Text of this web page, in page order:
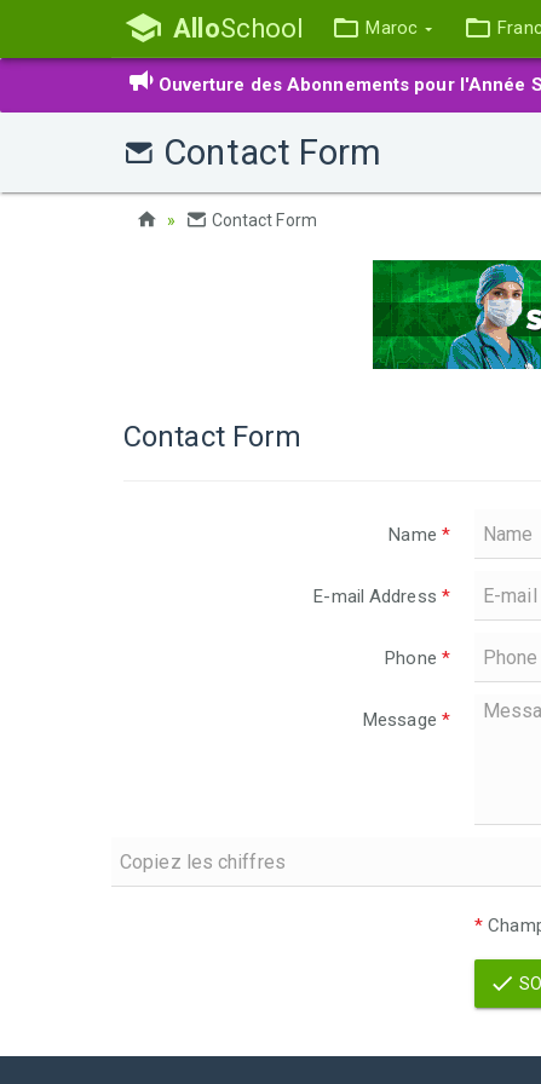
AlloSchool Maroc
Ouverture des Abonnements pour l'Année
Contact Form
Contact Form
Contact Form
Name *
E-mail Address *
Phone *
Message *
*